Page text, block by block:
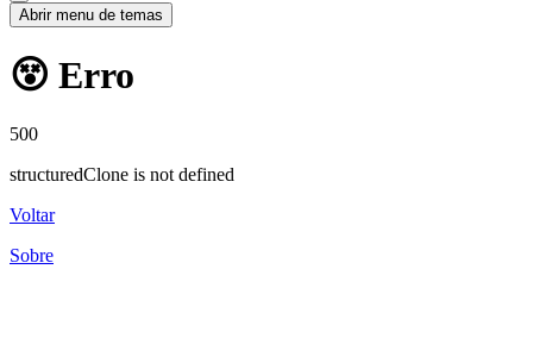
Abrir menu de temas
😵 Erro
500
structuredClone is not defined
Voltar
Sobre